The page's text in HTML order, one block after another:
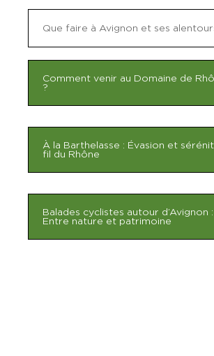
Que faire à Avignon et ses
Comment venir au Domaine de
?
À la Barthelasse : Évasion et
fil du Rhône
Balades cyclistes autour d’Avignon :
Entre nature et patrimoine